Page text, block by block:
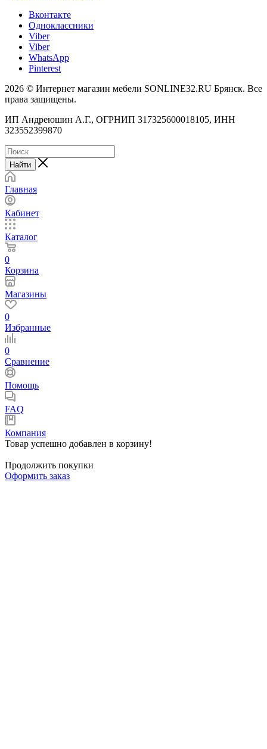
Вконтакте
Одноклассники
Viber
Viber
WhatsApp
Pinterest
2026 © Интернет магазин мебели SONLINE32.RU Брянск. Все
права защищены.
ИП Андреюшин А.Г., ОГРНИП 317325600018105, ИНН
323552399870
Найти
Главная
Кабинет
Каталог
0
Корзина
Магазины
0
Избранные
0
Сравнение
Помощь
FAQ
Компания
Товар успешно добавлен в корзину!
Продолжить покупки
Оформить заказ